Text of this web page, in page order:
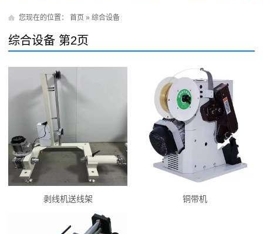
您现在的位置： 首页 » 综合设备
综合设备 第2页
剥线机送线架 铜带机